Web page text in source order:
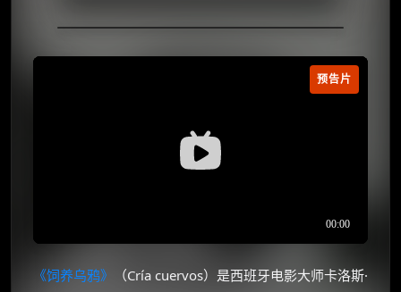
预告片
《饲养乌鸦》
（Cría cuervos）是西班牙电影大师卡洛斯·